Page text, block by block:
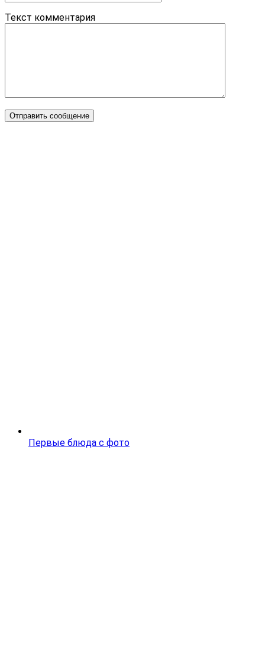
Текст комментария
Первые блюда с фото